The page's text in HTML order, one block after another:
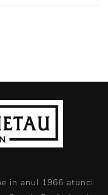
in anul 1966 atunci